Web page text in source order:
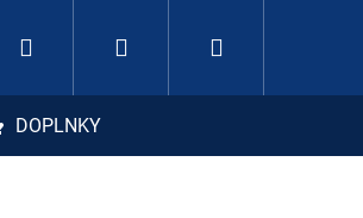
Prihlásenie
DOPLNKY